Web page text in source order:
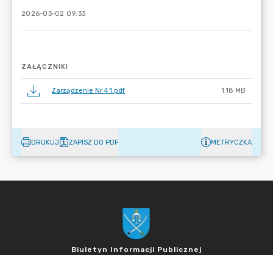
2026-03-02 09:33
ZAŁĄCZNIKI
Zarządzenie Nr 41.pdf 1.18 MB
DRUKUJ ZAPISZ DO PDF METRYCZKA
Biuletyn Informacji Publicznej